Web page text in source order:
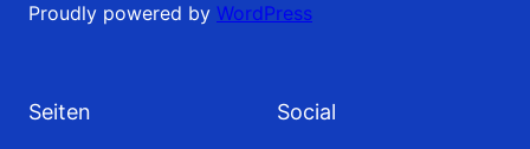
Proudly powered by WordPress
Seiten Social